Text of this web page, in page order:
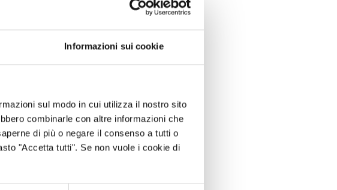
Informazioni sui cookie
sul modo in cui utilizza il nostro sito
combinarle con altre informazioni che
di più o negare il consenso a tutti o
"Accetta tutti". Se non vuole i cookie di
con